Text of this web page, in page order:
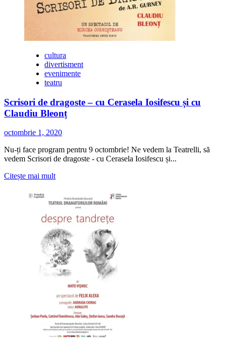
cultura
divertisment
evenimente
teatru
Scrisori de dragoste – cu Cerasela Iosifescu și cu
Claudiu Bleonț
octombrie 1, 2020
Nu-ți face program pentru 9 octombrie! Ne vedem la Teatrelli, să
vedem Scrisori de dragoste - cu Cerasela Iosifescu și...
Citește mai multCitește
despre
Scrisori
de
dragoste
–
cu
Cerasela
Iosifescu
și
Claudiu
Bleonț